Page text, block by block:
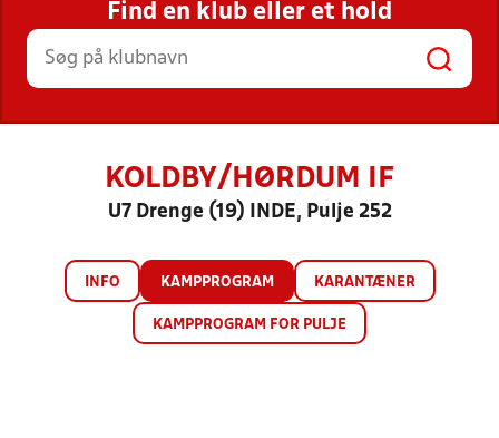
STILLINGER, RESULTATER, KLUBBER OG
HOLD
Find en klub eller et hold
KOLDBY/HØRDUM IF
U7 Drenge (19) INDE, Pulje 252
INFO KAMPPROGRAM KARANTÆNER
KAMPPROGRAM FOR PULJE